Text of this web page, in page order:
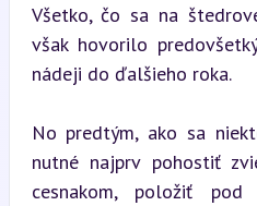
Všetko, čo sa na
však hovorilo
nádeji do ďalšieho roka.
No predtým, ako sa
nutné najprv pohostiť
cesnakom, položiť